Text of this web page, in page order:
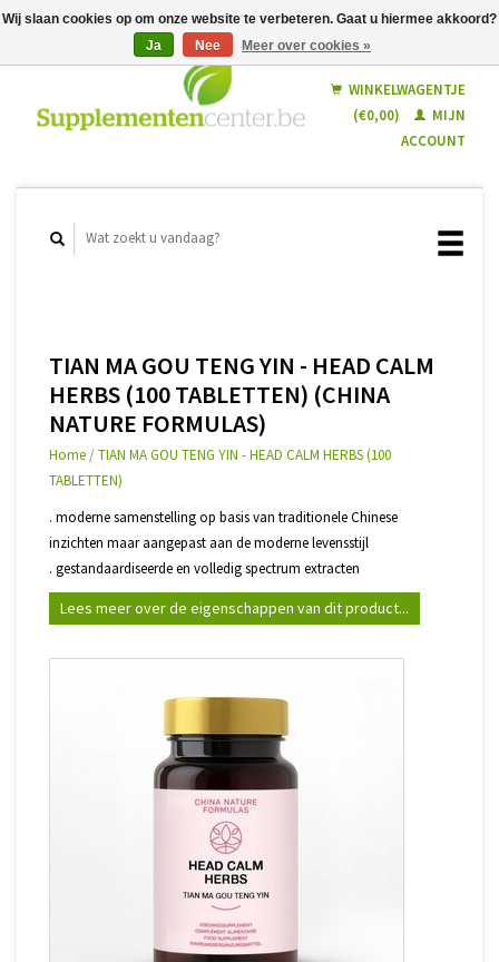
Nederlands
WINKELWAGENTJE
(€0,00)
MIJN
ACCOUNT
TIAN MA GOU TENG YIN - HEAD CALM
HERBS (100 TABLETTEN) (CHINA
NATURE FORMULAS)
Home /TIAN MA GOU TENG YIN - HEAD CALM HERBS (100
TABLETTEN)
. moderne samenstelling op basis van traditionele Chinese
inzichten maar aangepast aan de moderne levensstijl
. gestandaardiseerde en volledig spectrum extracten
Lees meer over de eigenschappen van dit product...
Wij slaan cookies op om onze website te verbeteren. Gaat u hiermee akkoord?
Ja
Nee Meer over cookies »